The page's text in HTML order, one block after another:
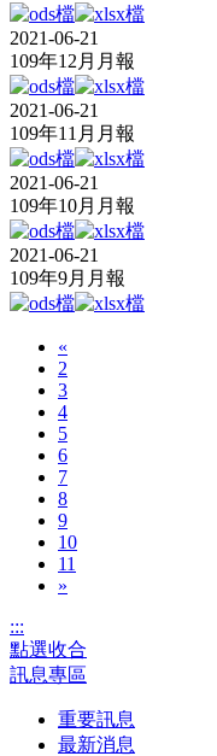
2021-06-21
109年12月月報
2021-06-21
109年11月月報
2021-06-21
109年10月月報
2021-06-21
109年9月月報
«
2
3
4
5
6
7
8
9
10
11
»
:::
點選收合
訊息專區
重要訊息
最新消息